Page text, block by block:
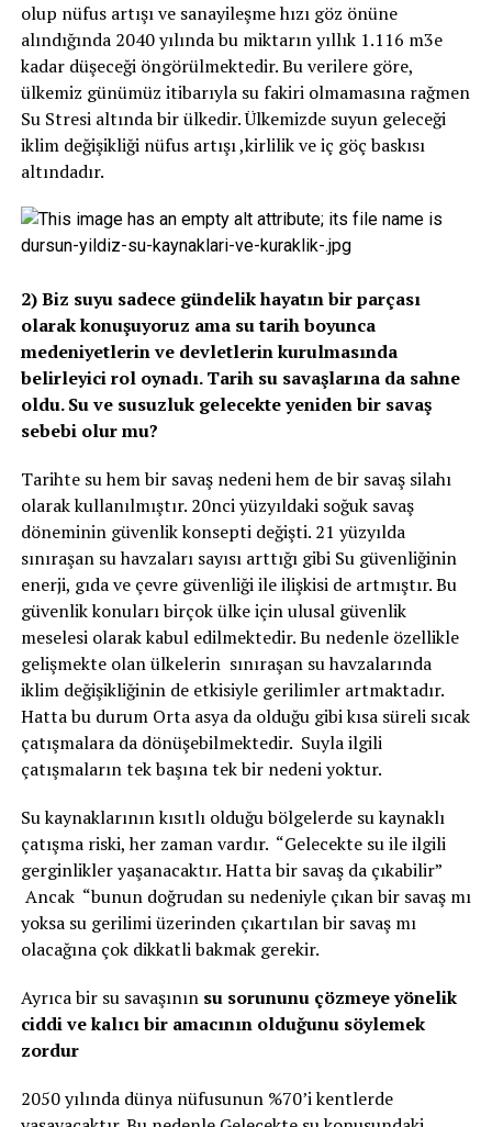
olup nüfus artışı ve sanayileşme hızı göz önüne
alındığında 2040 yılında bu miktarın yıllık 1.116 m3e
kadar düşeceği öngörülmektedir. Bu verilere göre,
ülkemiz günümüz itibarıyla su fakiri olmamasına rağmen
Su Stresi altında bir ülkedir. Ülkemizde suyun geleceği
iklim değişikliği nüfus artışı ,kirlilik ve iç göç baskısı
altındadır.
2) Biz suyu sadece gündelik hayatın bir parçası
olarak konuşuyoruz ama su tarih boyunca
medeniyetlerin ve devletlerin kurulmasında
belirleyici rol oynadı. Tarih su savaşlarına da sahne
oldu. Su ve susuzluk gelecekte yeniden bir savaş
sebebi olur mu?
Tarihte su hem bir savaş nedeni hem de bir savaş silahı
olarak kullanılmıştır. 20nci yüzyıldaki soğuk savaş
döneminin güvenlik konsepti değişti. 21 yüzyılda
sınıraşan su havzaları sayısı arttığı gibi Su güvenliğinin
enerji, gıda ve çevre güvenliği ile ilişkisi de artmıştır. Bu
güvenlik konuları birçok ülke için ulusal güvenlik
meselesi olarak kabul edilmektedir. Bu nedenle özellikle
gelişmekte olan ülkelerin sınıraşan su havzalarında
iklim değişikliğinin de etkisiyle gerilimler artmaktadır.
Hatta bu durum Orta asya da olduğu gibi kısa süreli sıcak
çatışmalara da dönüşebilmektedir. Suyla ilgili
çatışmaların tek başına tek bir nedeni yoktur.
Su kaynaklarının kısıtlı olduğu bölgelerde su kaynaklı
çatışma riski, her zaman vardır. “Gelecekte su ile ilgili
gerginlikler yaşanacaktır. Hatta bir savaş da çıkabilir”
Ancak “bunun doğrudan su nedeniyle çıkan bir savaş mı
yoksa su gerilimi üzerinden çıkartılan bir savaş mı
olacağına çok dikkatli bakmak gerekir.
Ayrıca bir su savaşının su sorununu çözmeye yönelik
ciddi ve kalıcı bir amacının olduğunu söylemek
zordur
2050 yılında dünya nüfusunun %70’i kentlerde